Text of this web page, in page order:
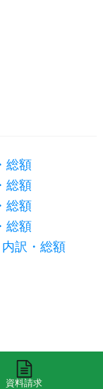
総額
総額
総額
総額
訳・総額
資料請求